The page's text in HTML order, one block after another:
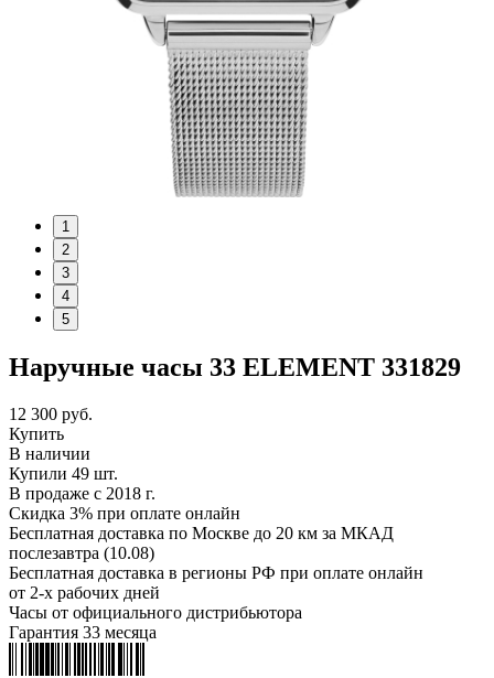
1
2
3
4
5
Наручные часы 33 ELEMENT 331829
12 300 руб.
Купить
В наличии
Купили 49 шт.
В продаже с 2018 г.
Скидка 3% при оплате онлайн
Бесплатная доставка по Москве до 20 км за МКАД
послезавтра (10.08)
Бесплатная доставка в регионы РФ при оплате онлайн
от 2-х рабочих дней
Часы от официального дистрибьютора
Гарантия 33 месяца